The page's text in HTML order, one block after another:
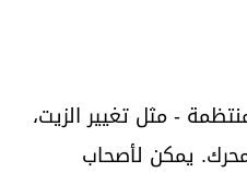
- مثل تغيير الزيت،
يمكن لأصحاب